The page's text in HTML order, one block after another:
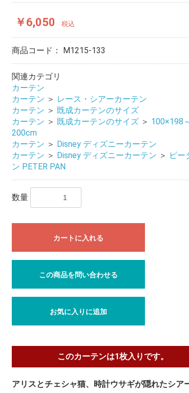
￥6,050 税込
商品コード： M1215-133
関連カテゴリ
カーテン
カーテン ＞ レース・シアーカーテン
カーテン ＞ 既成カーテンのサイズ
カーテン ＞ 既成カーテンのサイズ ＞ 100×198
200cm
カーテン ＞ Disney ディズニーカーテン
カーテン ＞ Disney ディズニーカーテン ＞ ピー
ン PETER PAN
数量
カートに入れる
この商品を問い合わせる
お気に入りに追加
このカーテンは1枚入りです。
アリスとチェシャ猫、時計ウサギが隠れたシアー